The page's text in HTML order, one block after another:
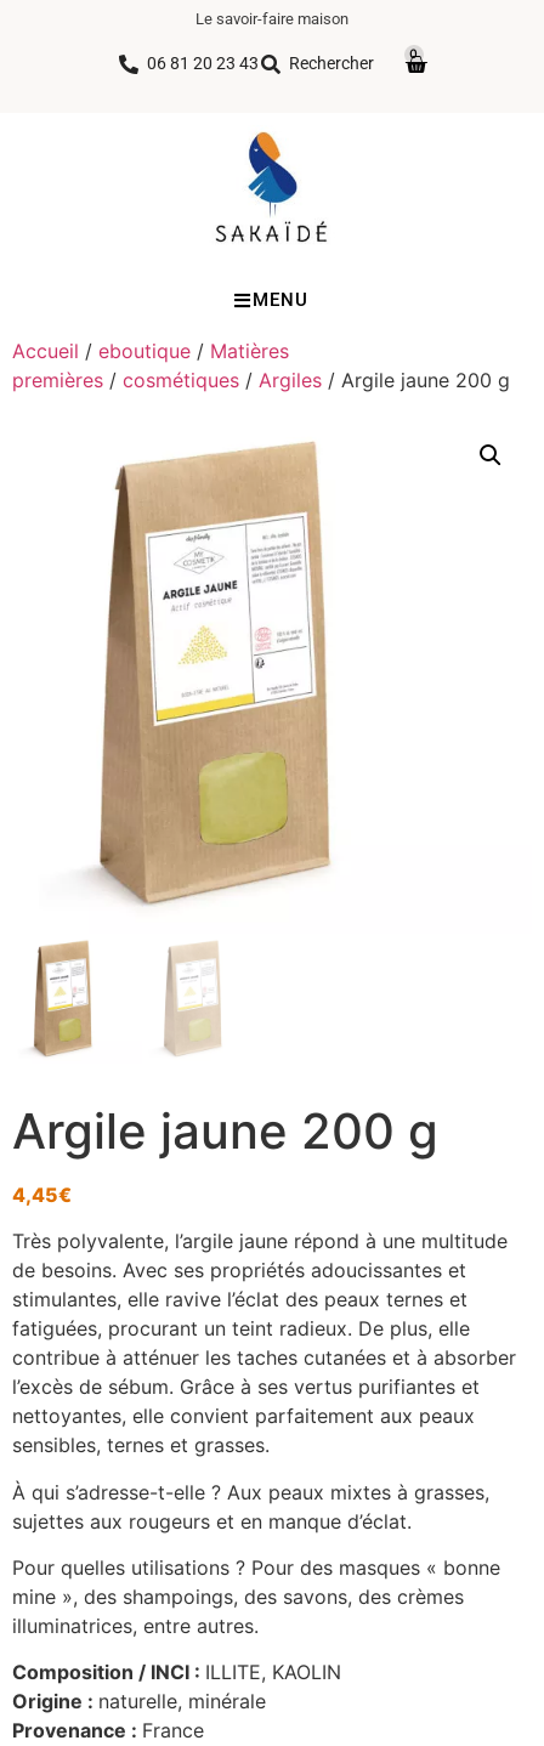
Le savoir-faire maison
06 81 20 23 43 Rechercher 0
MENU
Accueil / eboutique / Matières
premières / cosmétiques / Argiles / Argile jaune 200 g
Argile jaune 200 g
4,45€
Très polyvalente, l’argile jaune répond à une multitude
de besoins. Avec ses propriétés adoucissantes et
stimulantes, elle ravive l’éclat des peaux ternes et
fatiguées, procurant un teint radieux. De plus, elle
contribue à atténuer les taches cutanées et à absorber
l’excès de sébum. Grâce à ses vertus purifiantes et
nettoyantes, elle convient parfaitement aux peaux
sensibles, ternes et grasses.
À qui s’adresse-t-elle ? Aux peaux mixtes à grasses,
sujettes aux rougeurs et en manque d’éclat.
Pour quelles utilisations ? Pour des masques « bonne
mine », des shampoings, des savons, des crèmes
illuminatrices, entre autres.
Composition / INCI : ILLITE, KAOLIN
Origine : naturelle, minérale
Provenance : France